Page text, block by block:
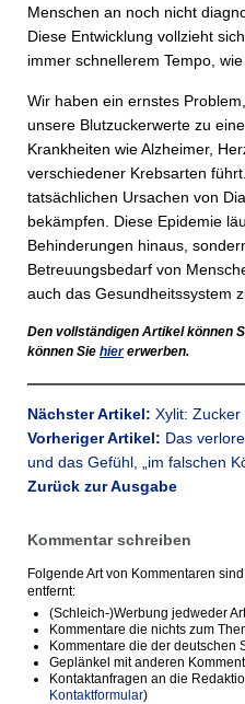
Menschen an noch nicht
Diese Entwicklung vollzieht
immer schnellerem Tempo,
Wir haben ein ernstes
unsere Blutzuckerwerte zu
Krankheiten wie Alzheimer,
verschiedener Krebsarten
tatsächlichen Ursachen von
bekämpfen. Diese Epidemie
Behinderungen hinaus,
Betreuungsbedarf von
auch das Gesundheitssystem
Den vollständigen Artikel können
können Sie hiererwerben.
Nächster Artikel: Xylit:
Vorheriger Artikel: Das
und das Gefühl, „im falschen
Zurück zur Ausgabe
Kommentar schreiben
Folgende Art von Kommentaren
entfernt:
(Schleich-)Werbung jedweder Art
Kommentare die nichts zum
Kommentare die der deutschen
Geplänkel mit anderen
Kontaktanfragen an die
Kontaktformular)